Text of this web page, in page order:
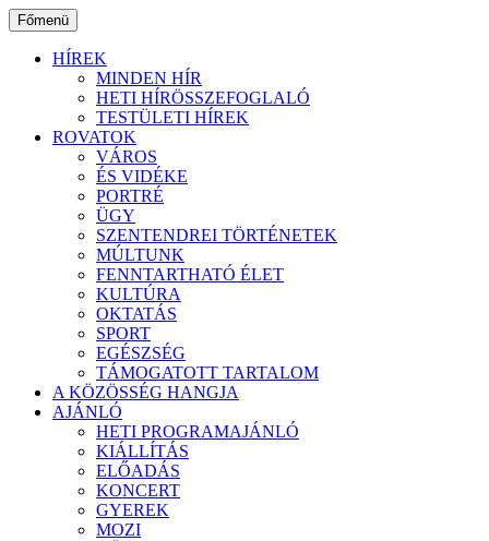
Ugrás
a
tartalomhoz
Főmenü
HÍREK
MINDEN HÍR
HETI HÍRÖSSZEFOGLALÓ
TESTÜLETI HÍREK
ROVATOK
VÁROS
ÉS VIDÉKE
PORTRÉ
ÜGY
SZENTENDREI TÖRTÉNETEK
MÚLTUNK
FENNTARTHATÓ ÉLET
KULTÚRA
OKTATÁS
SPORT
EGÉSZSÉG
TÁMOGATOTT TARTALOM
A KÖZÖSSÉG HANGJA
AJÁNLÓ
HETI PROGRAMAJÁNLÓ
KIÁLLÍTÁS
ELŐADÁS
KONCERT
GYEREK
MOZI